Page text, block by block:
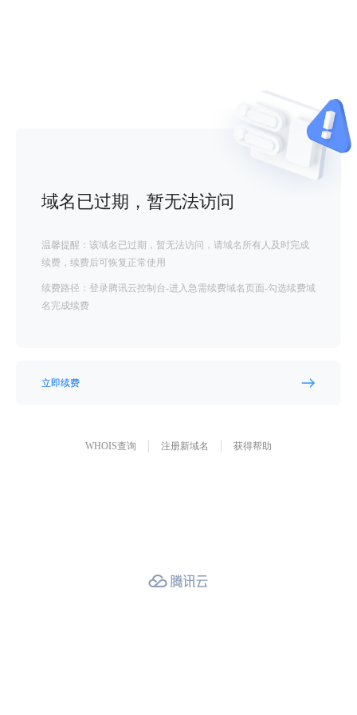
域名已过期，暂无法访问
温馨提醒：该域名已过期，暂无法访问，请域名所有人及时完成
续费，续费后可恢复正常使用
续费路径：登录腾讯云控制台-进入急需续费域名页面-勾选续费域
名完成续费
立即续费
WHOIS查询 注册新域名 获得帮助